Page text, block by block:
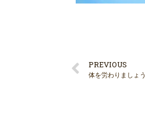
PREVIOUS
体を労わりましょう